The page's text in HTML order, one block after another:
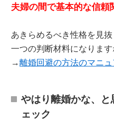
夫婦の間で基本的な信頼
あきらめるべき性格を見
一つの判断材料になります
→離婚回避の方法のマニ
やはり離婚かな、
ェック